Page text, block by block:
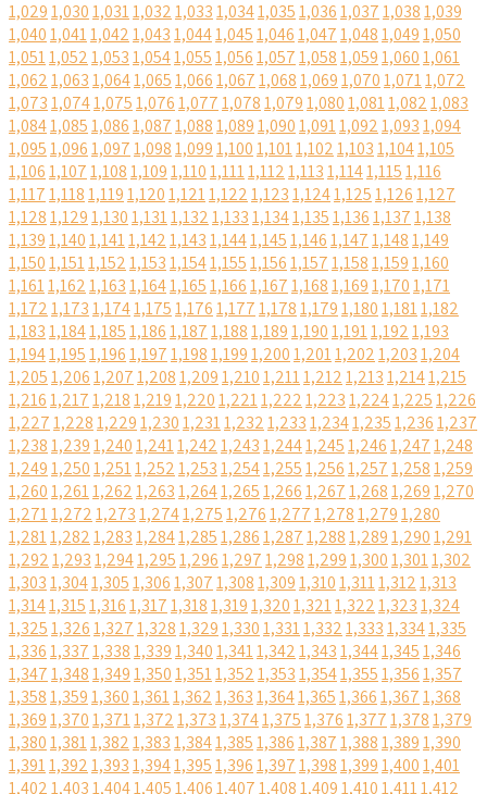
1,0291,0301,0311,0321,0331,0341,0351,0361,0371,0381,039
1,0401,0411,0421,0431,0441,0451,0461,0471,0481,0491,050
1,0511,0521,0531,0541,0551,0561,0571,0581,0591,0601,061
1,0621,0631,0641,0651,0661,0671,0681,0691,0701,0711,072
1,0731,0741,0751,0761,0771,0781,0791,0801,0811,0821,083
1,0841,0851,0861,0871,0881,0891,0901,0911,0921,0931,094
1,0951,0961,0971,0981,0991,1001,1011,1021,1031,1041,105
1,1061,1071,1081,1091,1101,1111,1121,1131,1141,1151,116
1,1171,1181,1191,1201,1211,1221,1231,1241,1251,1261,127
1,1281,1291,1301,1311,1321,1331,1341,1351,1361,1371,138
1,1391,1401,1411,1421,1431,1441,1451,1461,1471,1481,149
1,1501,1511,1521,1531,1541,1551,1561,1571,1581,1591,160
1,1611,1621,1631,1641,1651,1661,1671,1681,1691,1701,171
1,1721,1731,1741,1751,1761,1771,1781,1791,1801,1811,182
1,1831,1841,1851,1861,1871,1881,1891,1901,1911,1921,193
1,1941,1951,1961,1971,1981,1991,2001,2011,2021,2031,204
1,2051,2061,2071,2081,2091,2101,2111,2121,2131,2141,215
1,2161,2171,2181,2191,2201,2211,2221,2231,2241,2251,226
1,2271,2281,2291,2301,2311,2321,2331,2341,2351,2361,237
1,2381,2391,2401,2411,2421,2431,2441,2451,2461,2471,248
1,2491,2501,2511,2521,2531,2541,2551,2561,2571,2581,259
1,2601,2611,2621,2631,2641,2651,2661,2671,2681,2691,270
1,2711,2721,2731,2741,2751,2761,2771,2781,2791,280
1,2811,2821,2831,2841,2851,2861,2871,2881,2891,2901,291
1,2921,2931,2941,2951,2961,2971,2981,2991,3001,3011,302
1,3031,3041,3051,3061,3071,3081,3091,3101,3111,3121,313
1,3141,3151,3161,3171,3181,3191,3201,3211,3221,3231,324
1,3251,3261,3271,3281,3291,3301,3311,3321,3331,3341,335
1,3361,3371,3381,3391,3401,3411,3421,3431,3441,3451,346
1,3471,3481,3491,3501,3511,3521,3531,3541,3551,3561,357
1,3581,3591,3601,3611,3621,3631,3641,3651,3661,3671,368
1,3691,3701,3711,3721,3731,3741,3751,3761,3771,3781,379
1,3801,3811,3821,3831,3841,3851,3861,3871,3881,3891,390
1,3911,3921,3931,3941,3951,3961,3971,3981,3991,4001,401
1,4021,4031,4041,4051,4061,4071,4081,4091,4101,4111,412